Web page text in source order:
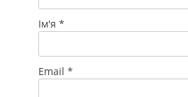
Ім'я *
Email *